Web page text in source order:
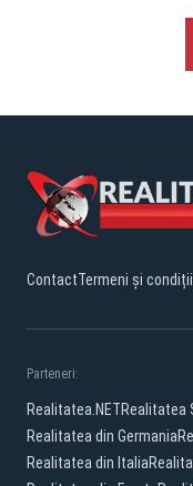
ContactTermeni și condiții
Parteneri:
Realitatea.NETRealitatea
Realitatea din Germania
Realitatea din Italia